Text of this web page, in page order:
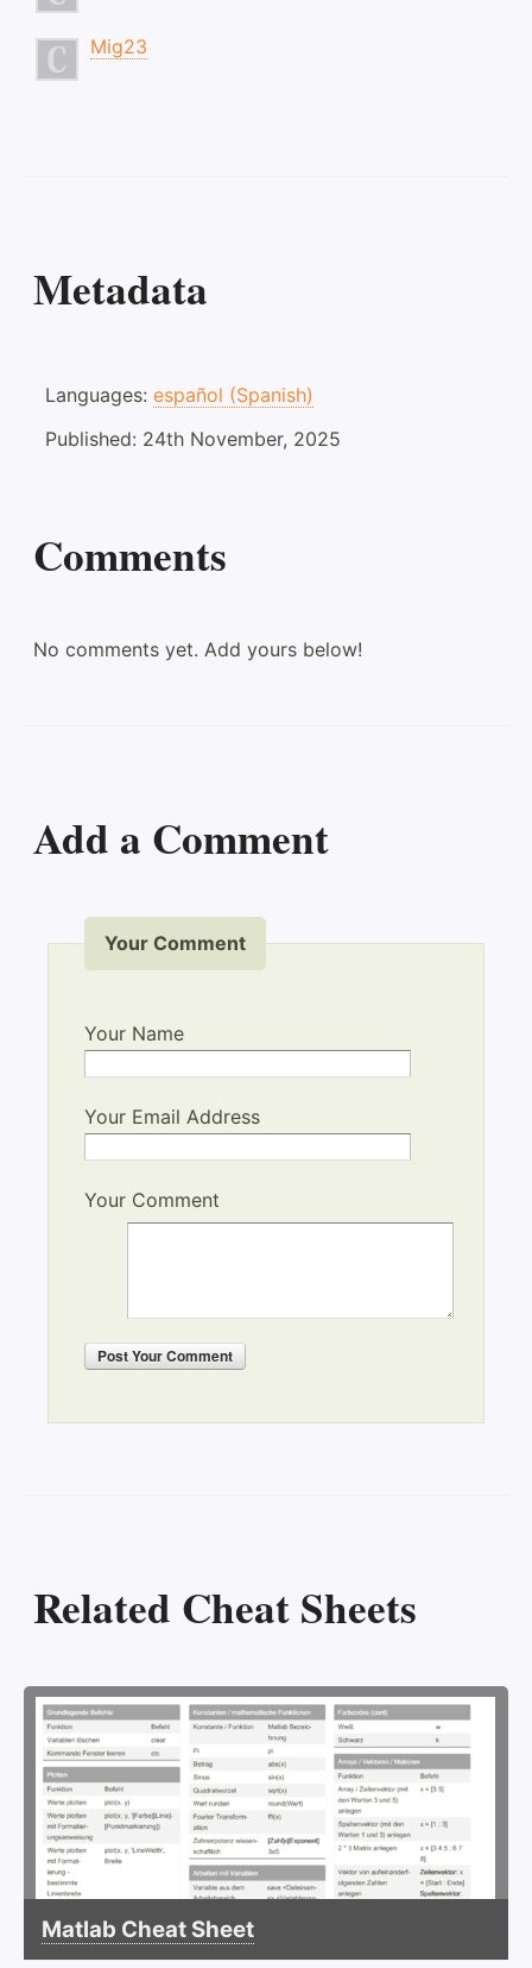
Mig23
Metadata
Languages: español (Spanish)
Published: 24th November, 2025
Comments
No comments yet. Add yours below!
Add a Comment
Your Comment
Your Name
Your Email Address
Your Comment
PostYour Comment
Related Cheat Sheets
Matlab Cheat Sheet